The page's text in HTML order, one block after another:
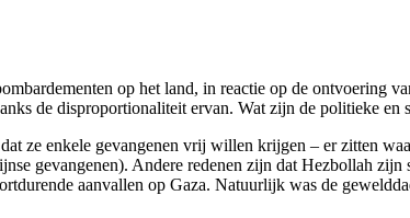
op het land, in reactie op de ontvoering
de disproportionaliteit ervan. Wat zijn de politieke en
ze enkele gevangenen vrij willen krijgen – er zitten
gevangenen). Andere redenen zijn dat Hezbollah
aanvallen op Gaza. Natuurlijk was de